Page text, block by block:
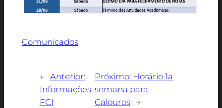
Comunicados
← Anterior:
Informações
FCI
Próximo: Horário 1a
semana para
Calouros →